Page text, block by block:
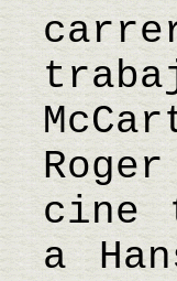
cine
a